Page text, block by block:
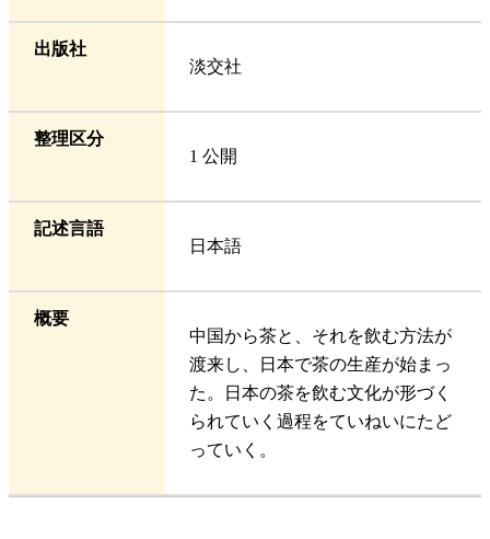
出版社
淡交社
整理区分
1 公開
記述言語
日本語
概要
中国から茶と、それを飲む方法が
渡来し、日本で茶の生産が始まっ
た。日本の茶を飲む文化が形づく
られていく過程をていねいにたど
っていく。